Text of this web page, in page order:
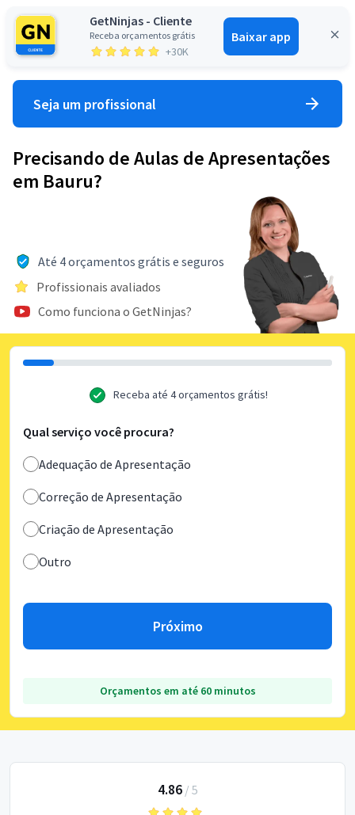
GetNinjas - Cliente
Receba orçamentos grátis
+30K
Baixar app
Entrar
Seja um profissional
Precisando de Aulas de Apresentações
em Bauru?
Até 4 orçamentos grátis e seguros
Profissionais avaliados
Como funciona o GetNinjas?
Receba até 4 orçamentos grátis!
Qual serviço você procura?
Adequação de Apresentação
Correção de Apresentação
Criação de Apresentação
Outro
Próximo
Orçamentos em até 60 minutos
4.86/ 5